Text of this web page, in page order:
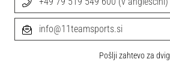
info@11teamsports.si
Pošlji zahtevo za dvig